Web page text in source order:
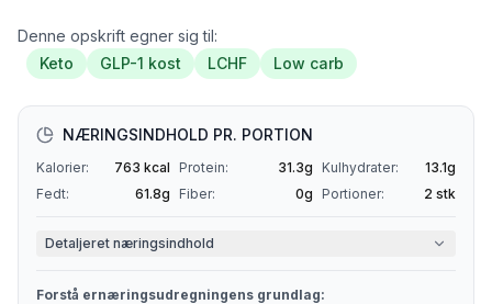
Denne opskrift egner sig til:
Keto
GLP-1 kost LCHF Low carb
NÆRINGSINDHOLD PR. PORTION
Kalorier: 763 kcal Protein: 31.3g Kulhydrater: 13.1g
Fedt:
61.8g Fiber: 0g Portioner: 2 stk
Detaljeret næringsindhold
Forstå ernæringsudregningens grundlag: